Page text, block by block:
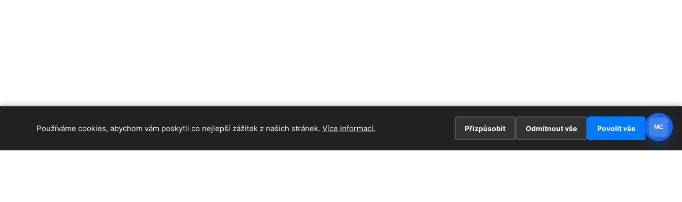
Používáme cookies, abychom vám poskytli co nejlepší zážitek z našich stránek. Více informací. Přizpůsobit Odmítnout vše Povolit vše MC